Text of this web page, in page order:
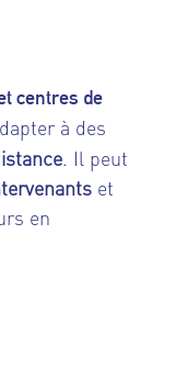
centres de
à des
. Il peut
et
en